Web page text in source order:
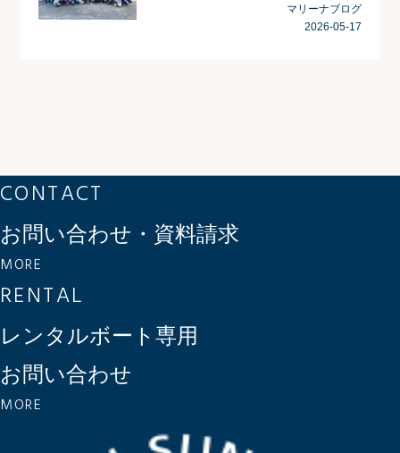
マリーナブログ
2026-05-17
CONTACT
お問い合わせ・資料請求
MORE
RENTAL
レンタルボート専用
お問い合わせ
MORE